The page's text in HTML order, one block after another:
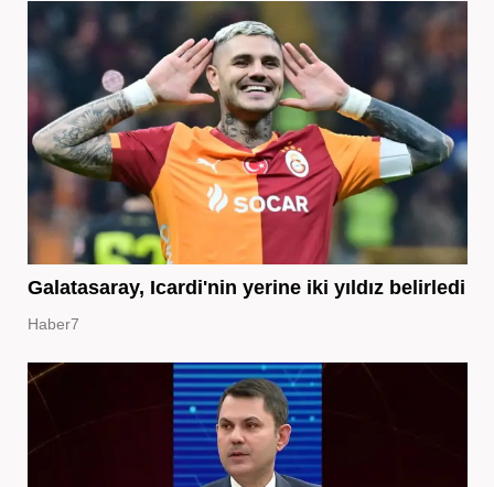
Galatasaray, Icardi'nin yerine iki yıldız belirledi
Haber7